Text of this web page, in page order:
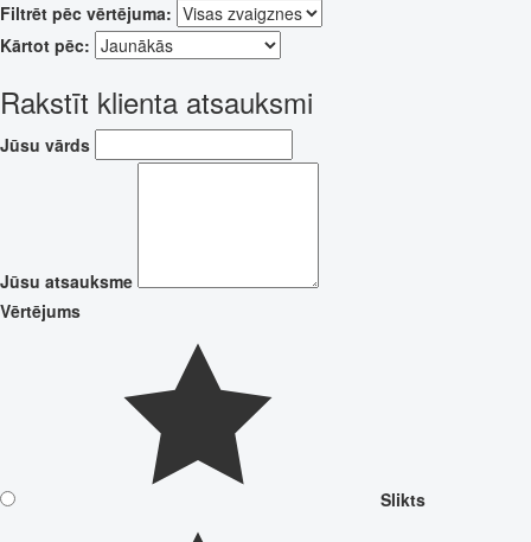
Filtrēt pēc vērtējuma:
Kārtot pēc:
Rakstīt klienta atsauksmi
Jūsu vārds
Jūsu atsauksme
Vērtējums
Slikts